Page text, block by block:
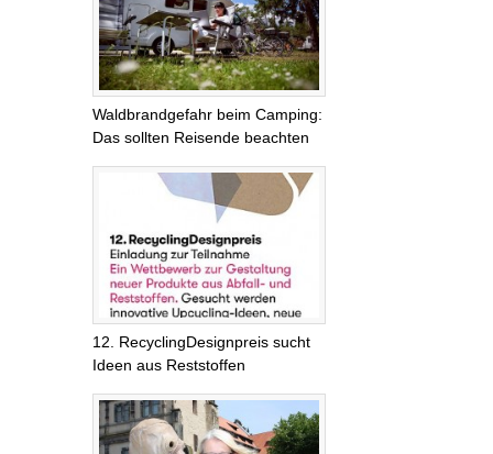
Waldbrandgefahr beim Camping:
Das sollten Reisende beachten
12. RecyclingDesignpreis sucht
Ideen aus Reststoffen